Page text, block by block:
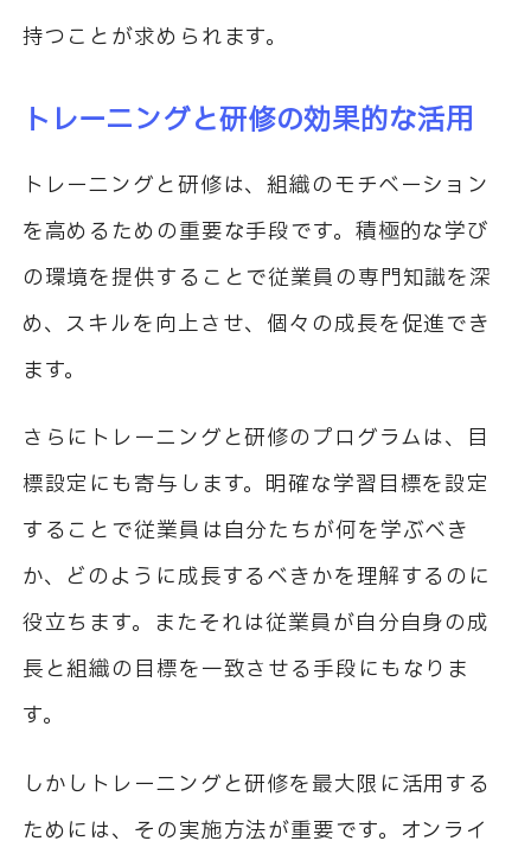
持つことが求められます。
トレーニングと研修の効果的な活用
トレーニングと研修は、組織のモチベーション
を高めるための重要な手段です。積極的な学び
の環境を提供することで従業員の専門知識を深
め、スキルを向上させ、個々の成長を促進でき
ます。
さらにトレーニングと研修のプログラムは、目
標設定にも寄与します。明確な学習目標を設定
することで従業員は自分たちが何を学ぶべき
か、どのように成長するべきかを理解するのに
役立ちます。またそれは従業員が自分自身の成
長と組織の目標を一致させる手段にもなりま
す。
しかしトレーニングと研修を最大限に活用する
ためには、その実施方法が重要です。オンライ